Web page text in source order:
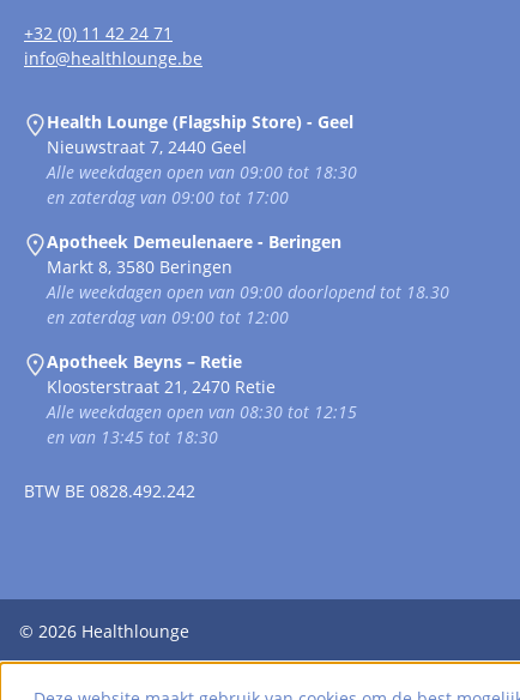
+32 (0) 11 42 24 71
info@healthlounge.be
Health Lounge (Flagship Store) - Geel
Nieuwstraat 7, 2440 Geel
Alle weekdagen open van 09:00 tot 18:30
en zaterdag van 09:00 tot 17:00
Apotheek Demeulenaere - Beringen
Markt 8, 3580 Beringen
Alle weekdagen open van 09:00 doorlopend tot 18.30
en zaterdag van 09:00 tot 12:00
Apotheek Beyns – Retie
Kloosterstraat 21, 2470 Retie
Alle weekdagen open van 08:30 tot 12:15
en van 13:45 tot 18:30
BTW BE 0828.492.242
© 2026 Healthlounge